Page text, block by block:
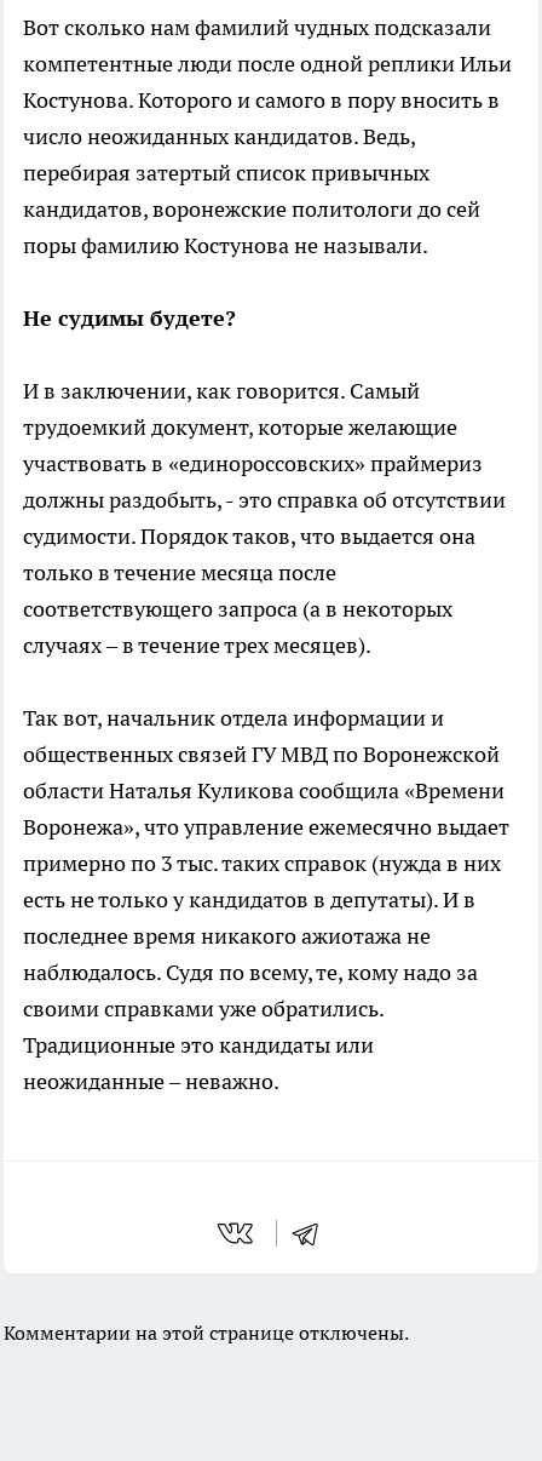
Вот сколько нам фамилий чудных подсказали
компетентные люди после одной реплики Ильи
Костунова. Которого и самого в пору вносить в
число неожиданных кандидатов. Ведь,
перебирая затертый список привычных
кандидатов, воронежские политологи до сей
поры фамилию Костунова не называли.
Не судимы будете?
И в заключении, как говорится. Самый
трудоемкий документ, которые желающие
участвовать в «единороссовских» праймериз
должны раздобыть, - это справка об отсутствии
судимости. Порядок таков, что выдается она
только в течение месяца после
соответствующего запроса (а в некоторых
случаях – в течение трех месяцев).
Так вот, начальник отдела информации и
общественных связей ГУ МВД по Воронежской
области Наталья Куликова сообщила «Времени
Воронежа», что управление ежемесячно выдает
примерно по 3 тыс. таких справок (нужда в них
есть не только у кандидатов в депутаты). И в
последнее время никакого ажиотажа не
наблюдалось. Судя по всему, те, кому надо за
своими справками уже обратились.
Традиционные это кандидаты или
неожиданные – неважно.
Комментарии на этой странице отключены.